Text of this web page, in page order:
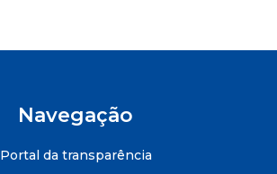
Navegação
Portal da transparência